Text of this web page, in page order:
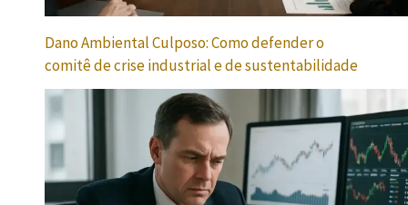
Dano Ambiental Culposo: Como defender o
comitê de crise industrial e de sustentabilidade